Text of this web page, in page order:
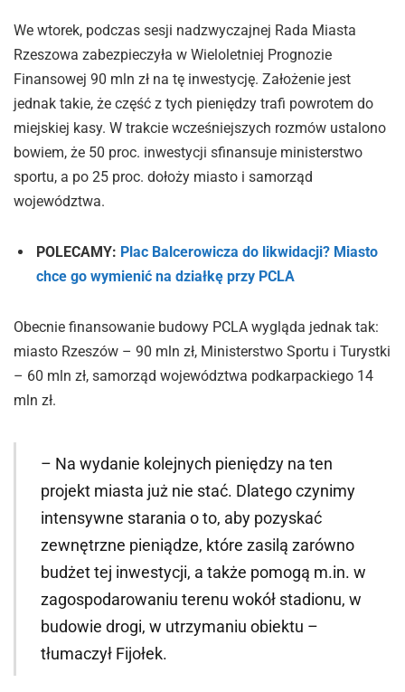
We wtorek, podczas sesji nadzwyczajnej Rada Miasta
Rzeszowa zabezpieczyła w Wieloletniej Prognozie
Finansowej 90 mln zł na tę inwestycję. Założenie jest
jednak takie, że część z tych pieniędzy trafi powrotem do
miejskiej kasy. W trakcie wcześniejszych rozmów ustalono
bowiem, że 50 proc. inwestycji sfinansuje ministerstwo
sportu, a po 25 proc. dołoży miasto i samorząd
województwa.
POLECAMY: Plac Balcerowicza do likwidacji? Miasto
chce go wymienić na działkę przy PCLA
Obecnie finansowanie budowy PCLA wygląda jednak tak:
miasto Rzeszów – 90 mln zł, Ministerstwo Sportu i Turystki
– 60 mln zł, samorząd województwa podkarpackiego 14
mln zł.
– Na wydanie kolejnych pieniędzy na ten
projekt miasta już nie stać. Dlatego czynimy
intensywne starania o to, aby pozyskać
zewnętrzne pieniądze, które zasilą zarówno
budżet tej inwestycji, a także pomogą m.in. w
zagospodarowaniu terenu wokół stadionu, w
budowie drogi, w utrzymaniu obiektu –
tłumaczył Fijołek.